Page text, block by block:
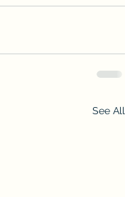
See All